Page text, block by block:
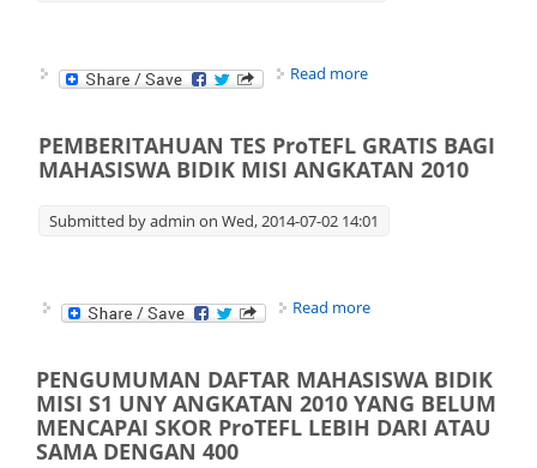
Read more
(PERPANJANGAN
WAKTU)
PEMBERITAHUAN TES ProTEFL GRATIS BAGI
MAHASISWA BIDIK MISI ANGKATAN 2010
Submitted byadmin on Wed, 2014-07-02 14:01
Read more
MAHASISWA BIDIK
MISI ANGKATAN 2010
PENGUMUMAN DAFTAR MAHASISWA BIDIK
MISI S1 UNY ANGKATAN 2010 YANG BELUM
MENCAPAI SKOR ProTEFL LEBIH DARI ATAU
SAMA DENGAN 400